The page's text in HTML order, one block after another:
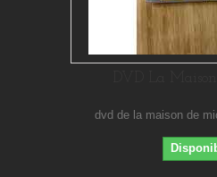
dvd de la maison de